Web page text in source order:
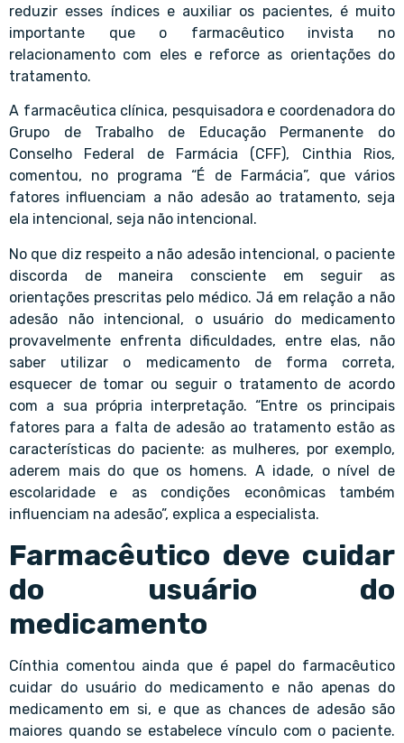
reduzir esses índices e auxiliar os pacientes, é muito
importante que o farmacêutico invista no
relacionamento com eles e reforce as orientações do
tratamento.
A farmacêutica clínica, pesquisadora e coordenadora do
Grupo de Trabalho de Educação Permanente do
Conselho Federal de Farmácia (CFF), Cinthia Rios,
comentou, no programa “É de Farmácia”, que vários
fatores influenciam a não adesão ao tratamento, seja
ela intencional, seja não intencional.
No que diz respeito a não adesão intencional, o paciente
discorda de maneira consciente em seguir as
orientações prescritas pelo médico. Já em relação a não
adesão não intencional, o usuário do medicamento
provavelmente enfrenta dificuldades, entre elas, não
saber utilizar o medicamento de forma correta,
esquecer de tomar ou seguir o tratamento de acordo
com a sua própria interpretação. “Entre os principais
fatores para a falta de adesão ao tratamento estão as
características do paciente: as mulheres, por exemplo,
aderem mais do que os homens. A idade, o nível de
escolaridade e as condições econômicas também
influenciam na adesão”, explica a especialista.
Farmacêutico deve cuidar
do usuário do
medicamento
Cínthia comentou ainda que é papel do farmacêutico
cuidar do usuário do medicamento e não apenas do
medicamento em si, e que as chances de adesão são
maiores quando se estabelece vínculo com o paciente.